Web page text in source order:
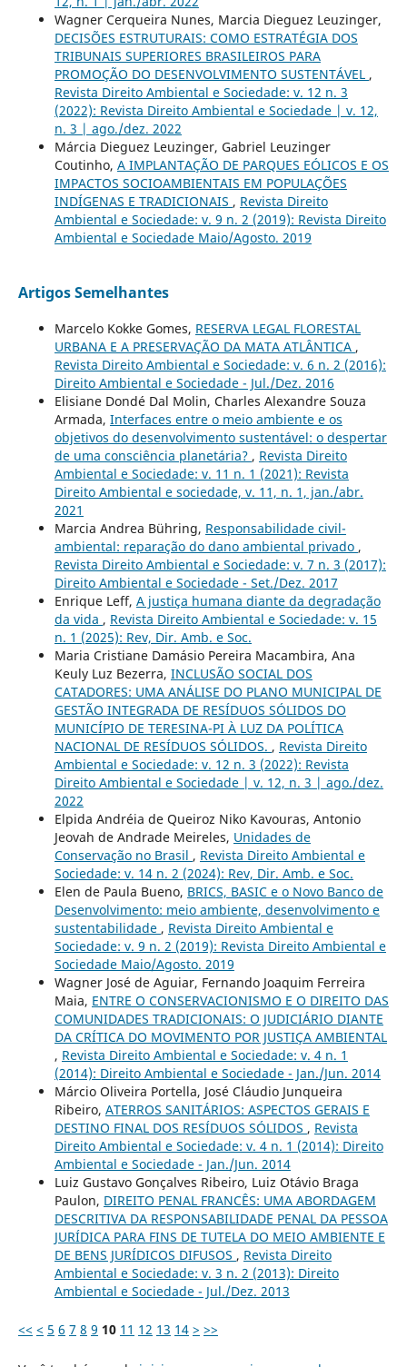
Wagner Cerqueira Nunes, Marcia Dieguez Leuzinger,
DECISÕES ESTRUTURAIS: COMO ESTRATÉGIA DOS
TRIBUNAIS SUPERIORES BRASILEIROS PARA
PROMOÇÃO DO DESENVOLVIMENTO SUSTENTÁVEL ,
Revista Direito Ambiental e Sociedade: v. 12 n. 3
(2022): Revista Direito Ambiental e Sociedade | v. 12,
n. 3 | ago./dez. 2022
Márcia Dieguez Leuzinger, Gabriel Leuzinger
Coutinho, A IMPLANTAÇÃO DE PARQUES EÓLICOS E OS
IMPACTOS SOCIOAMBIENTAIS EM POPULAÇÕES
INDÍGENAS E TRADICIONAIS , Revista Direito
Ambiental e Sociedade: v. 9 n. 2 (2019): Revista Direito
Ambiental e Sociedade Maio/Agosto. 2019
Artigos Semelhantes
Marcelo Kokke Gomes, RESERVA LEGAL FLORESTAL
URBANA E A PRESERVAÇÃO DA MATA ATLÂNTICA ,
Revista Direito Ambiental e Sociedade: v. 6 n. 2 (2016):
Direito Ambiental e Sociedade - Jul./Dez. 2016
Elisiane Dondé Dal Molin, Charles Alexandre Souza
Armada, Interfaces entre o meio ambiente e os
objetivos do desenvolvimento sustentável: o despertar
de uma consciência planetária? , Revista Direito
Ambiental e Sociedade: v. 11 n. 1 (2021): Revista
Direito Ambiental e sociedade, v. 11, n. 1, jan./abr.
2021
Marcia Andrea Bühring, Responsabilidade civil-
ambiental: reparação do dano ambiental privado ,
Revista Direito Ambiental e Sociedade: v. 7 n. 3 (2017):
Direito Ambiental e Sociedade - Set./Dez. 2017
Enrique Leff, A justiça humana diante da degradação
da vida , Revista Direito Ambiental e Sociedade: v. 15
n. 1 (2025): Rev, Dir. Amb. e Soc.
Maria Cristiane Damásio Pereira Macambira, Ana
Keuly Luz Bezerra, INCLUSÃO SOCIAL DOS
CATADORES: UMA ANÁLISE DO PLANO MUNICIPAL DE
GESTÃO INTEGRADA DE RESÍDUOS SÓLIDOS DO
MUNICÍPIO DE TERESINA-PI À LUZ DA POLÍTICA
NACIONAL DE RESÍDUOS SÓLIDOS. , Revista Direito
Ambiental e Sociedade: v. 12 n. 3 (2022): Revista
Direito Ambiental e Sociedade | v. 12, n. 3 | ago./dez.
2022
Elpida Andréia de Queiroz Niko Kavouras, Antonio
Jeovah de Andrade Meireles, Unidades de
Conservação no Brasil , Revista Direito Ambiental e
Sociedade: v. 14 n. 2 (2024): Rev, Dir. Amb. e Soc.
Elen de Paula Bueno, BRICS, BASIC e o Novo Banco de
Desenvolvimento: meio ambiente, desenvolvimento e
sustentabilidade , Revista Direito Ambiental e
Sociedade: v. 9 n. 2 (2019): Revista Direito Ambiental e
Sociedade Maio/Agosto. 2019
Wagner José de Aguiar, Fernando Joaquim Ferreira
Maia, ENTRE O CONSERVACIONISMO E O DIREITO DAS
COMUNIDADES TRADICIONAIS: O JUDICIÁRIO DIANTE
DA CRÍTICA DO MOVIMENTO POR JUSTIÇA AMBIENTAL
, Revista Direito Ambiental e Sociedade: v. 4 n. 1
(2014): Direito Ambiental e Sociedade - Jan./Jun. 2014
Márcio Oliveira Portella, José Cláudio Junqueira
Ribeiro, ATERROS SANITÁRIOS: ASPECTOS GERAIS E
DESTINO FINAL DOS RESÍDUOS SÓLIDOS , Revista
Direito Ambiental e Sociedade: v. 4 n. 1 (2014): Direito
Ambiental e Sociedade - Jan./Jun. 2014
Luiz Gustavo Gonçalves Ribeiro, Luiz Otávio Braga
Paulon, DIREITO PENAL FRANCÊS: UMA ABORDAGEM
DESCRITIVA DA RESPONSABILIDADE PENAL DA PESSOA
JURÍDICA PARA FINS DE TUTELA DO MEIO AMBIENTE E
DE BENS JURÍDICOS DIFUSOS , Revista Direito
Ambiental e Sociedade: v. 3 n. 2 (2013): Direito
Ambiental e Sociedade - Jul./Dez. 2013
<< < 5 6 7 8 9 10 11 12 13 14 > >>